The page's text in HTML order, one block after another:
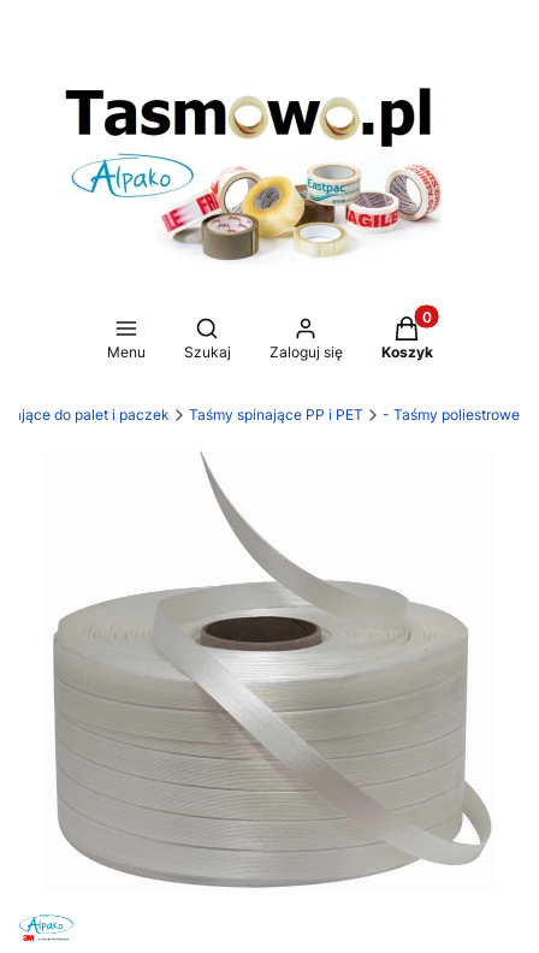
Menu
Otwórz wyszukiwarkę
Szukaj Zaloguj się
Produkty w
Koszyk
do palet i paczek Taśmy spinające PP i PET - Taśmy poliestrowe